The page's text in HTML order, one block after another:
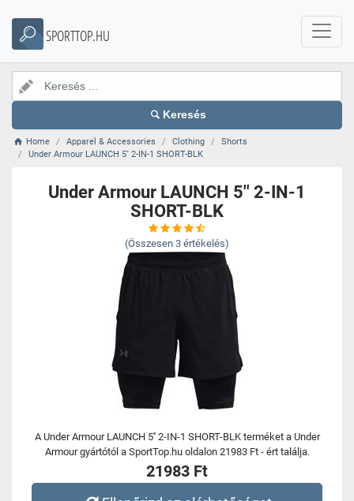
SPORTTOP.HU
Keresés
Home Apparel & Accessories Clothing
Shorts
Under Armour LAUNCH 5'' 2-IN-1 SHORT-BLK
Under Armour LAUNCH 5'' 2-IN-1
SHORT-BLK
(Összesen 3 értékelés)
A Under Armour LAUNCH 5'' 2-IN-1 SHORT-BLK terméket a Under
Armour gyártótól a SportTop.hu oldalon 21983 Ft - ért találja.
21983 Ft